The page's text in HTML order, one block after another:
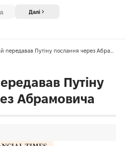
Далі
Путіну послання через Абрамовича
Путіну
Абрамовича